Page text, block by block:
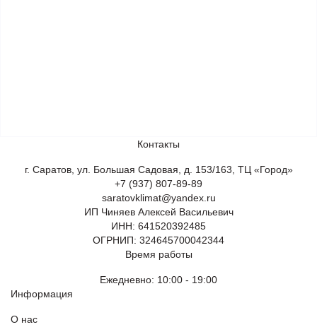
Контакты
г. Саратов, ул. Большая Садовая, д. 153/163, ТЦ «Город»
+7 (937) 807-89-89
saratovklimat@yandex.ru
ИП Чиняев Алексей Васильевич
ИНН: 641520392485
ОГРНИП: 324645700042344
Время работы
Ежедневно: 10:00 - 19:00
Информация
О нас